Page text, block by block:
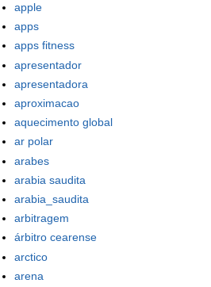
apple
apps
apps fitness
apresentador
apresentadora
aproximacao
aquecimento global
ar polar
arabes
arabia saudita
arabia_saudita
arbitragem
árbitro cearense
arctico
arena